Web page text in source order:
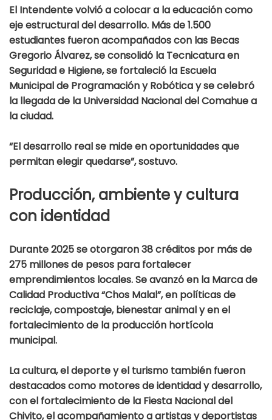
El Intendente volvió a colocar a la educación como
eje estructural del desarrollo. Más de 1.500
estudiantes fueron acompañados con las Becas
Gregorio Álvarez, se consolidó la Tecnicatura en
Seguridad e Higiene, se fortaleció la Escuela
Municipal de Programación y Robótica y se celebró
la llegada de la Universidad Nacional del Comahue a
la ciudad.
“El desarrollo real se mide en oportunidades que
permitan elegir quedarse”, sostuvo.
Producción, ambiente y cultura
con identidad
Durante 2025 se otorgaron 38 créditos por más de
275 millones de pesos para fortalecer
emprendimientos locales. Se avanzó en la Marca de
Calidad Productiva “Chos Malal”, en políticas de
reciclaje, compostaje, bienestar animal y en el
fortalecimiento de la producción hortícola
municipal.
La cultura, el deporte y el turismo también fueron
destacados como motores de identidad y desarrollo,
con el fortalecimiento de la Fiesta Nacional del
Chivito, el acompañamiento a artistas y deportistas